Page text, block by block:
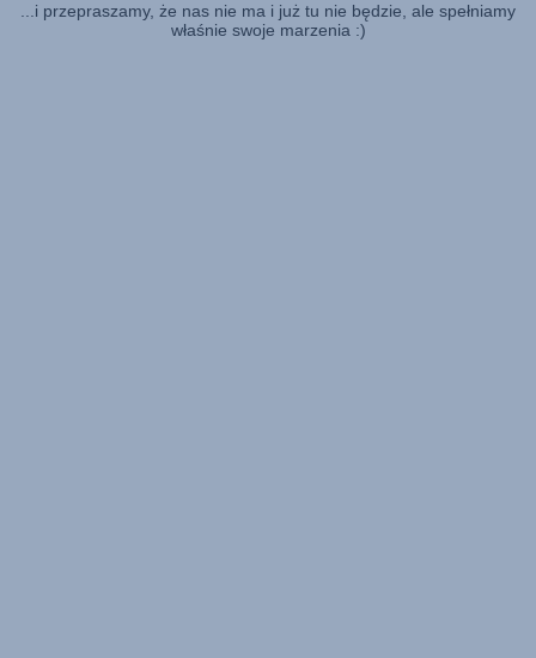
...i przepraszamy, że nas nie ma i już tu nie będzie, ale spełniamy
właśnie swoje marzenia :)